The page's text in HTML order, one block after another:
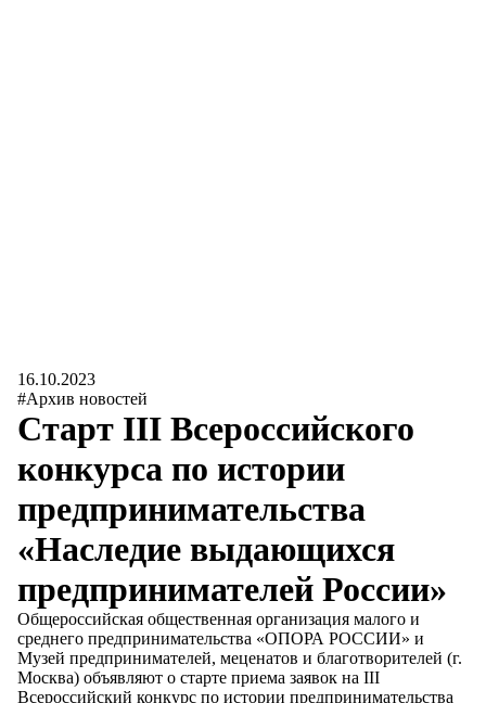
16.10.2023
#Архив новостей
Старт III Всероссийского
конкурса по истории
предпринимательства
«Наследие выдающихся
предпринимателей России»
Общероссийская общественная организация малого и
среднего предпринимательства «ОПОРА РОССИИ» и
Музей предпринимателей, меценатов и благотворителей (г.
Москва) объявляют о старте приема заявок на III
Всероссийский конкурс по истории предпринимательства